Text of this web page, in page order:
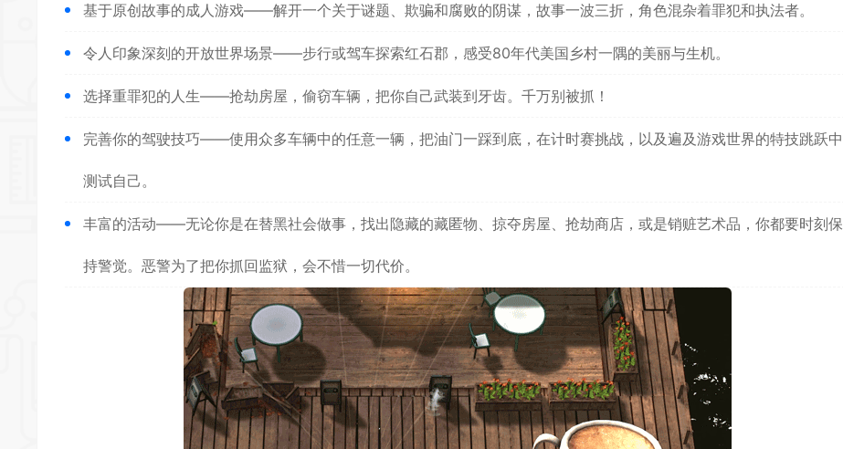
基于原创故事的成人游戏——解开一个关于谜题、欺骗和腐败的阴谋，故事一波三折，角色混杂着罪犯和执法者。
令人印象深刻的开放世界场景——步行或驾车探索红石郡，感受80年代美国乡村一隅的美丽与生机。
选择重罪犯的人生——抢劫房屋，偷窃车辆，把你自己武装到牙齿。千万别被抓！
完善你的驾驶技巧——使用众多车辆中的任意一辆，把油门一踩到底，在计时赛挑战，以及遍及游戏世界的特技跳跃中
测试自己。
丰富的活动——无论你是在替黑社会做事，找出隐藏的藏匿物、掠夺房屋、抢劫商店，或是销赃艺术品，你都要时刻保
持警觉。恶警为了把你抓回监狱，会不惜一切代价。